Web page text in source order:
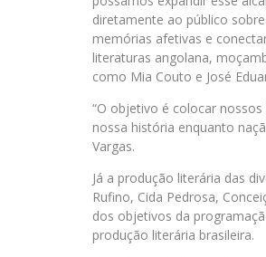
diretamente ao público
memórias afetivas e
literaturas angolana,
como Mia Couto e José
“O objetivo é colocar
nossa história enquanto
Vargas.
Já a produção literária das
Rufino, Cida Pedrosa,
dos objetivos da
produção literária brasileira.